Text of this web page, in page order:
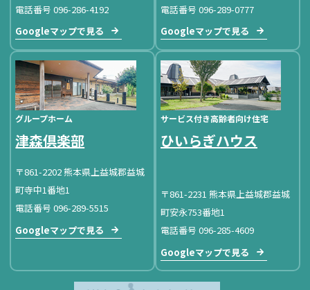
電話番号 096-286-4192
Googleマップで見る
電話番号 096-289-0777
Googleマップで見る
グループホーム
津森倶楽部
〒861-2202 熊本県上益城郡益城
町寺中1番地1
電話番号 096-289-5515
Googleマップで見る
サービス付き高齢者向け住宅
ひいらぎハウス
〒861-2231 熊本県上益城郡益城
町安永753番地1
電話番号 096-285-4609
Googleマップで見る